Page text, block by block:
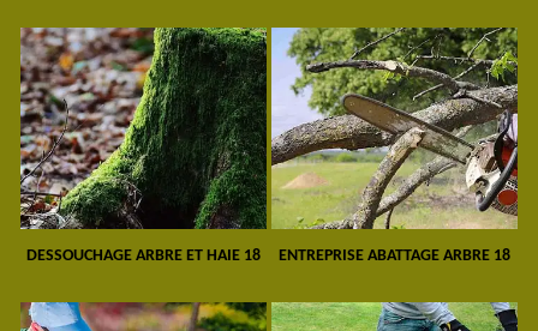
DESSOUCHAGE ARBRE ET HAIE 18 ENTREPRISE ABATTAGE ARBRE 18